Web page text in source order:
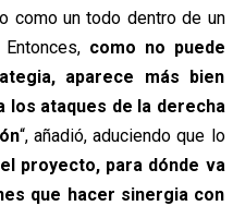
como un todo dentro de un
como no puede
aparece más bien
los ataques de la derecha
“, añadió, aduciendo que lo
proyecto, para dónde va
que hacer sinergia con